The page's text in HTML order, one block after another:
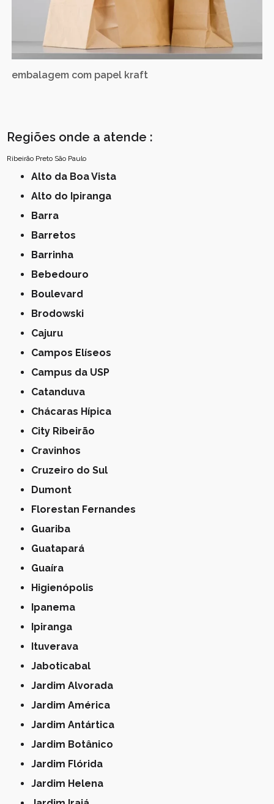
embalagem com papel kraft
Regiões onde a atende :
Ribeirão Preto São Paulo
Alto da Boa Vista
Alto do Ipiranga
Barra
Barretos
Barrinha
Bebedouro
Boulevard
Brodowski
Cajuru
Campos Elíseos
Campus da USP
Catanduva
Chácaras Hípica
City Ribeirão
Cravinhos
Cruzeiro do Sul
Dumont
Florestan Fernandes
Guariba
Guatapará
Guaíra
Higienópolis
Ipanema
Ipiranga
Ituverava
Jaboticabal
Jardim Alvorada
Jardim América
Jardim Antártica
Jardim Botânico
Jardim Flórida
Jardim Helena